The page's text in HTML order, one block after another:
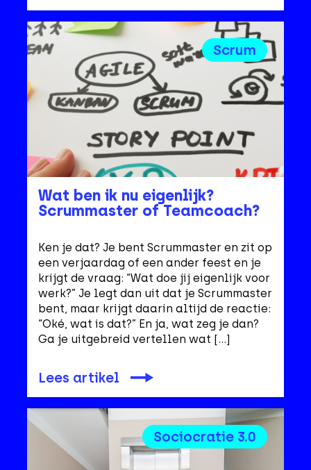
Scrum
Wat ben ik nu eigenlijk?
Scrummaster of Teamcoach?
Ken je dat? Je bent Scrummaster en zit op
een verjaardag of een ander feest en je
krijgt de vraag: “Wat doe jij eigenlijk voor
werk?” Je legt dan uit dat je Scrummaster
bent, maar krijgt daarin altijd de reactie:
“Oké, wat is dat?” En ja, wat zeg je dan?
Ga je uitgebreid vertellen wat […]
Lees artikel
Sociocratie 3.0